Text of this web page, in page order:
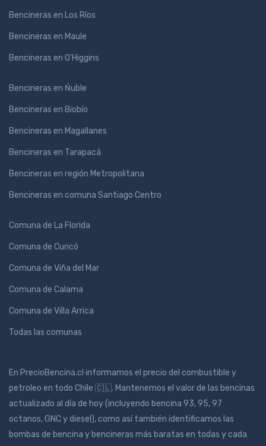
Bencineras en Los Ríos
Bencineras en Maule
Bencineras en O'Higgins
Bencineras en Ńuble
Bencineras en Biobío
Bencineras en Magallanes
Bencineras en Tarapacá
Bencineras en región Metropolitana
Bencineras en comuna Santiago Centro
Comuna de La Florida
Comuna de Curicó
Comuna de Viña del Mar
Comuna de Calama
Comuna de Villa Arrica
Todas las comunas
En PrecioBencina.cl informamos el precio del combustible y
petroleo en todo Chile 🇨🇱. Mantenemos el valor de las bencinas
actualizado al día de hoy (incluyendo bencina 93, 95, 97
octanos, GNC y diesel), como así también identificamos las
bombas de bencina y bencineras más baratas en todas y cada